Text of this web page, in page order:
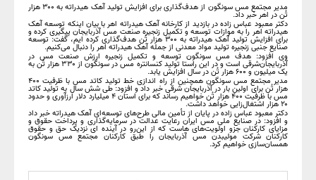
مدیر مجتمع مس سونگون از هدف‌گذاری برای افزایش تولید آهک هیدراته به ۳۰۰ هزار
تُن در اهر خبر داد.
دکتر معبود عباس زاده در بازدید از کارخانه آهک هیدراته اهر با بیان اینکه توسعه آهک
هیدراته اهر را به موازات توسعه و تکمیل زنجیره صنعت مس آذربایجان پیگیری کرده و
برای افزایش تولید آهک هیدراته به ۳۰۰ هزار تُن هدف‌گذاری کرده ایم، گفت: توسعه
صنایع جنبی زنجیره تولید مواد معدنی از جمله آهک هیدراته اهر را دنبال می‌کنیم.
وی افزود: هدف مس سونگون توسعه و تکمیل زنجیره ارزش صنعت مس در
آذربایجان‌شرقی است و در این راستا تولید کنسانتره مس در سونگون از ۳۳۰ هزار تُن به
یک میلیون و ۶۰۰ هزار تُن در سال افزایش یابد.
مدیر مجتمع مس سونگون همچنین از راه اندازی خط تولید کاتد مس با ظرفیت ۴۰۰
هزار تُن برای اولین بار در آذربایجان شرقی خبر داد و افزود: طی شش سال به تولید کاتد
مس با ظرفیت ۴۰۰ هزار تُن خواهیم رساند که برای استان ۴ میلیارد دلار ارزآوری و حدود
۲۰ هزار اشتغال‌زایی خواهد داشت.
دکتر معبود عباس زاده در پایان از تأمین مالی طرح‌های توسعه‌ای آهک هیدراته خبر داد
و افزود: در صنایع ملی مس ایران رعایت عدالت در سرمایه‌گذاری و پرداخت حقوق و
مزایای کارکنان جزو اولویت‌های هاست که از این‌رو در آینده ای نزدیک حق و حقوق
کارکنان شرکت مولیبدن مس آذربایجان را طبق کارکنان مجتمع مس سونگون
همسان‌سازی خواهیم کرد.